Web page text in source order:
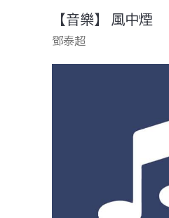
【音樂】 風中煙
鄧泰超